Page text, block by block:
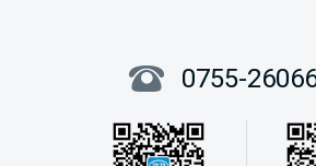
0755-